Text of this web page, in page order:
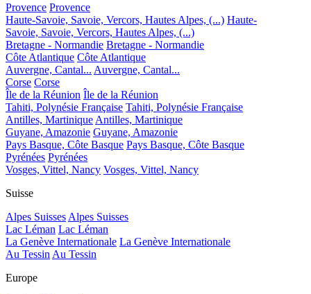
Provence Provence
Haute-Savoie, Savoie, Vercors, Hautes Alpes, (...) Haute-
Savoie, Savoie, Vercors, Hautes Alpes, (...)
Bretagne - Normandie Bretagne - Normandie
Côte Atlantique Côte Atlantique
Auvergne, Cantal... Auvergne, Cantal...
Corse Corse
Île de la Réunion Île de la Réunion
Tahiti, Polynésie Française Tahiti, Polynésie Française
Antilles, Martinique Antilles, Martinique
Guyane, Amazonie Guyane, Amazonie
Pays Basque, Côte Basque Pays Basque, Côte Basque
Pyrénées Pyrénées
Vosges, Vittel, Nancy Vosges, Vittel, Nancy
Suisse
Alpes Suisses Alpes Suisses
Lac Léman Lac Léman
La Genève Internationale La Genève Internationale
Au Tessin Au Tessin
Europe